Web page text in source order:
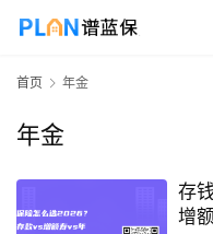
首页 年金
年金
存
增